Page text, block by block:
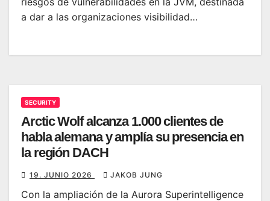
a dar a las organizaciones visibilidad…
SECURITY
Arctic Wolf alcanza 1.000 clientes de
habla alemana y amplía su presencia en
la región DACH
19. JUNIO 2026 JAKOB JUNG
Con la ampliación de la Aurora Superintelligence